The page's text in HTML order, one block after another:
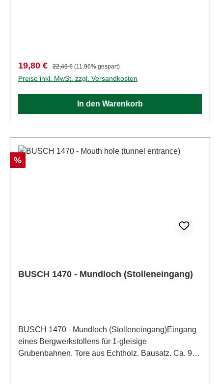
GrubenbahnSpur: H0Maßstab:
1:87Altersempfehlung: ab 14 JahrenWEEE-Nr.: DE
41143719
Verkaufspreis:
19,80 € Regulärer Preis:
22,49 € (11.96% gespart)
Preise inkl. MwSt. zzgl. Versandkosten
In den Warenkorb
Rabatt
%
BUSCH 1470 - Mundloch (Stolleneingang)
BUSCH 1470 - Mundloch (Stolleneingang)Eingang
eines Bergwerkstollens für 1-gleisige
Grubenbahnen. Tore aus Echtholz. Bausatz. Ca. 90